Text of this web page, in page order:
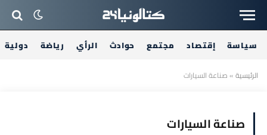
سياسة إقتصاد مجتمع حوادث الرأي رياضة دولية
الرئيسية»صناعة السيارات
صناعة السيارات